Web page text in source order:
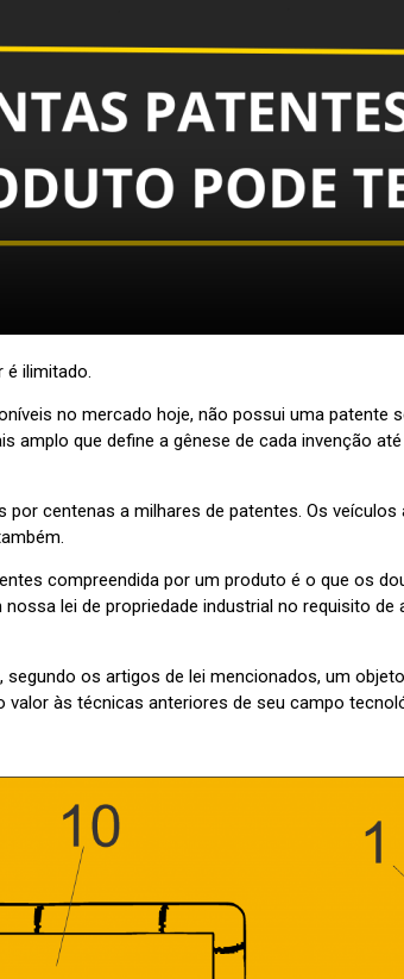
é ilimitado.
no mercado hoje, não possui uma patente
amplo que define a gênese de cada invenção
centenas a milhares de patentes. Os
compreendida por um produto é o que os
lei de propriedade industrial no requisito
segundo os artigos de lei mencionados, um
às técnicas anteriores de seu campo